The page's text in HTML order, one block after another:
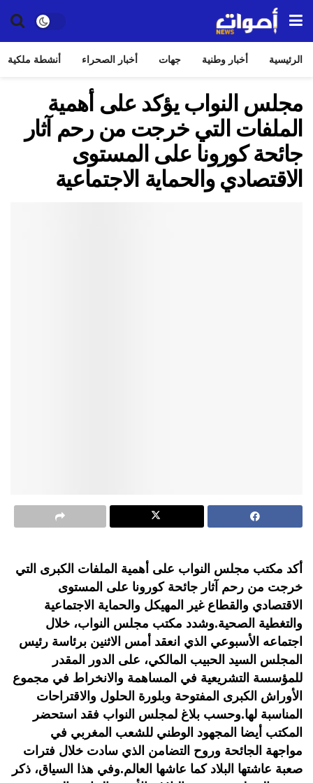
الرئيسية أخبار وطنية جهات أخبار الصحراء أنشطة ملكية
مجلس النواب يؤكد على أهمية
الملفات التي خرجت من رحم آثار
جائحة كورونا على المستوى
الاقتصادي والحماية الاجتماعية
أكد مكتب مجلس النواب على أهمية الملفات الكبرى التي
خرجت من رحم آثار جائحة كورونا على المستوى
الاقتصادي والقطاع غير المهيكل والحماية الاجتماعية
والتغطية الصحية.وشدد مكتب مجلس النواب، خلال
اجتماعه الأسبوعي الذي انعقد أمس الاثنين برئاسة رئيس
المجلس السيد الحبيب المالكي، على الدور المقدر
للمؤسسة التشريعية في المساهمة والانخراط في مجموع
الأوراش الكبرى المفتوحة وبلورة الحلول والاقتراحات
المناسبة لها.وحسب بلاغ لمجلس النواب فقد استحضر
المكتب أيضا المجهود الوطني للشعب المغربي في
مواجهة الجائحة وروح التضامن الذي سادت خلال فترات
صعبة عاشتها البلاد كما عاشها العالم.وفي هذا السياق، ذكر